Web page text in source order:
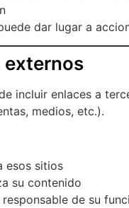
dar lugar a
externos
incluir enlaces a
medios, etc.).
esos sitios
su contenido
responsable de su